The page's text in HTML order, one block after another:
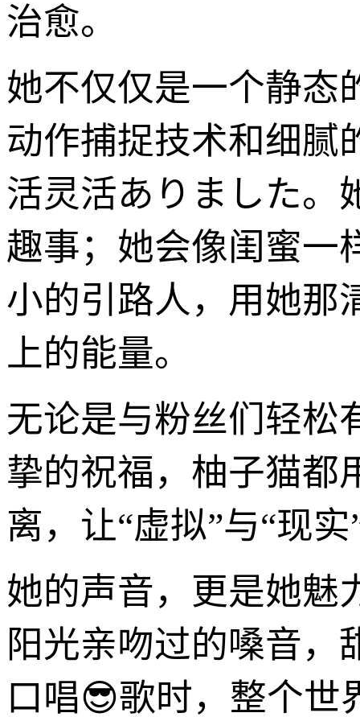
治愈。
她不仅仅是一个静态
动作捕捉技术和细腻
活灵活ありました。
趣事；她会像闺蜜一
小的引路人，用她那
上的能量。
无论是与粉丝们轻松
挚的祝福，柚子猫都
离，让“虚拟”与“现
她的声音，更是她魅
阳光亲吻过的嗓音，
口唱😎歌时，整个